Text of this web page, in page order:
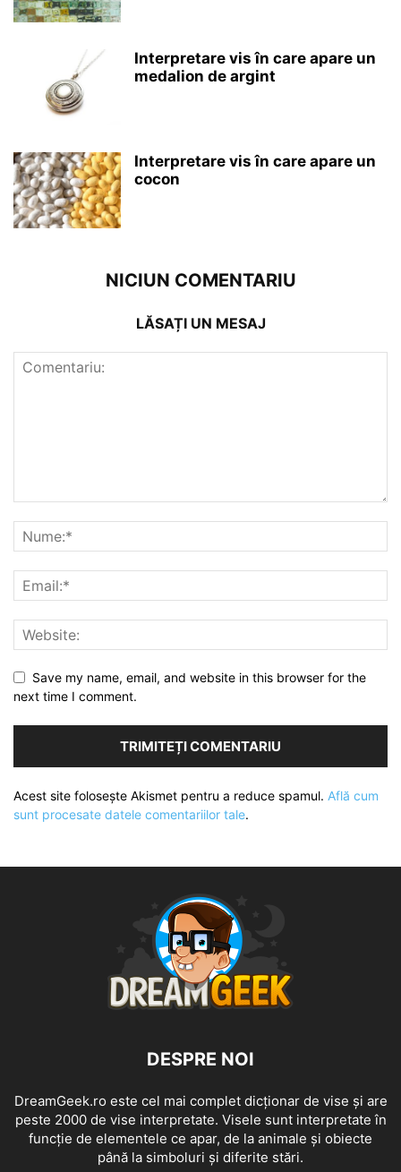
Interpretare vis în care apare un
medalion de argint
Interpretare vis în care apare un
cocon
NICIUN COMENTARIU
LĂSAȚI UN MESAJ
Save my name, email, and website in this browser for the
next time I comment.
Acest site folosește Akismet pentru a reduce spamul. Află cum
sunt procesate datele comentariilor tale.
DESPRE NOI
DreamGeek.ro este cel mai complet dicționar de vise și are
peste 2000 de vise interpretate. Visele sunt interpretate în
funcție de elementele ce apar, de la animale și obiecte
până la simboluri și diferite stări.